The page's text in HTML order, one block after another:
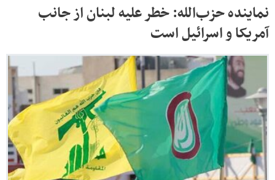
نماینده حزب‌الله: خطر علیه لبنان از جانب
آمریکا و اسرائیل است